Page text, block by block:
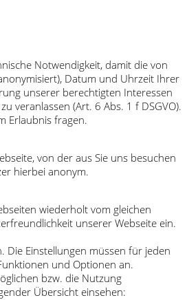
Notwendigkeit, damit die von
Datum und Uhrzeit Ihrer
unserer berechtigten Interessen
veranlassen (Art. 6 Abs. 1 f DSGVO).
Erlaubnis fragen.
von der aus Sie uns besuchen
hierbei anonym.
wiederholt vom gleichen
unserer Webseite ein.
Einstellungen müssen für jeden
und Optionen an.
bzw. die Nutzung
Übersicht einsehen: